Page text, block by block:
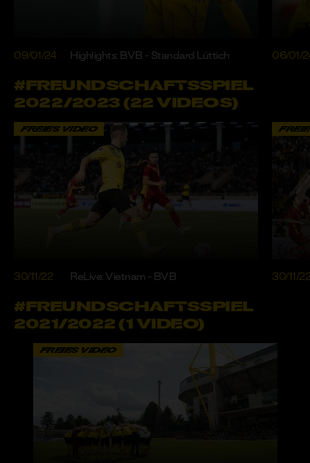
09/01/24 Highlights: BVB - Standard Lüttich 06/01/
#FREUNDSCHAFTSSPIEL
2022/2023 (22 VIDEOS)
FREIES VIDEO
30/11/22 ReLive: Vietnam - BVB 30/11/
#FREUNDSCHAFTSSPIEL
2021/2022 (1 VIDEO)
FREIES VIDEO